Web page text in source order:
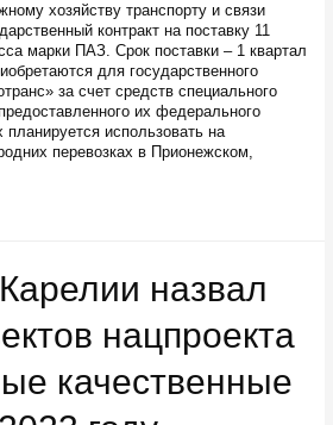
хозяйству транспорту и связи
контракт на поставку 11
марки ПАЗ. Срок поставки – 1 квартал
для государственного
за счет средств специального
их федерального
использовать на
перевозках в Прионежском,
назвал
нацпроекта
качественные